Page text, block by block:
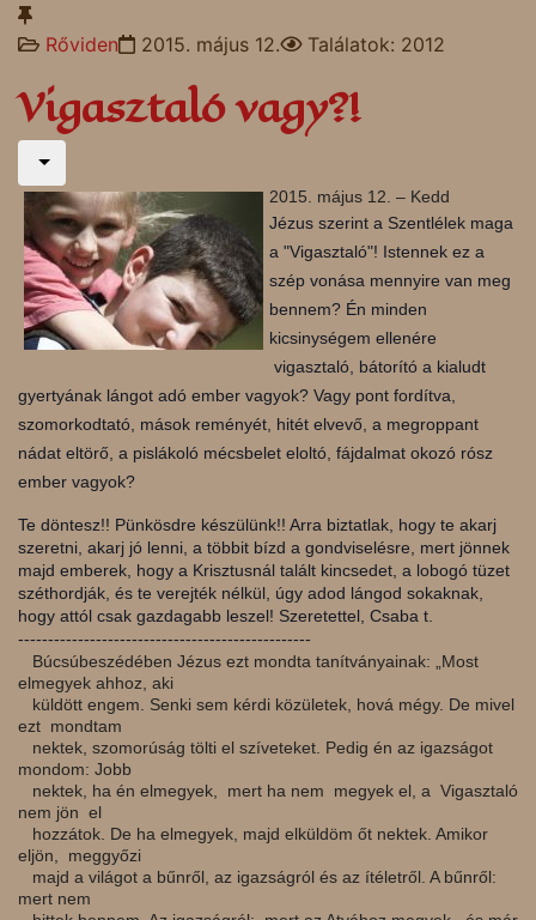
Rőviden 2015. május 12. Találatok: 2012
Vigasztaló vagy?!
2015. május 12. – Kedd
Jézus szerint a Szentlélek maga
a "Vigasztaló"! Istennek ez a
szép vonása mennyire van meg
bennem? Én minden
kicsinységem ellenére
vigasztaló, bátorító a kialudt
gyertyának lángot adó ember vagyok? Vagy pont fordítva,
szomorkodtató, mások reményét, hitét elvevő, a megroppant
nádat eltörő, a pislákoló mécsbelet eloltó, fájdalmat okozó rósz
ember vagyok?
Te döntesz!! Pünkösdre készülünk!! Arra biztatlak, hogy te akarj
szeretni, akarj jó lenni, a többit bízd a gondviselésre, mert jönnek
majd emberek, hogy a Krisztusnál talált kincsedet, a lobogó tüzet
széthordják, és te verejték nélkül, úgy adod lángod sokaknak,
hogy attól csak gazdagabb leszel! Szeretettel, Csaba t.
-------------------------------------------------
Búcsúbeszédében Jézus ezt mondta tanítványainak: „Most
elmegyek ahhoz, aki
küldött engem. Senki sem kérdi közületek, hová mégy. De mivel
ezt mondtam
nektek, szomorúság tölti el szíveteket. Pedig én az igazságot
mondom: Jobb
nektek, ha én elmegyek, mert ha nem megyek el, a Vigasztaló
nem jön el
hozzátok. De ha elmegyek, majd elküldöm őt nektek. Amikor
eljön, meggyőzi
majd a világot a bűnről, az igazságról és az ítéletről. A bűnről:
mert nem